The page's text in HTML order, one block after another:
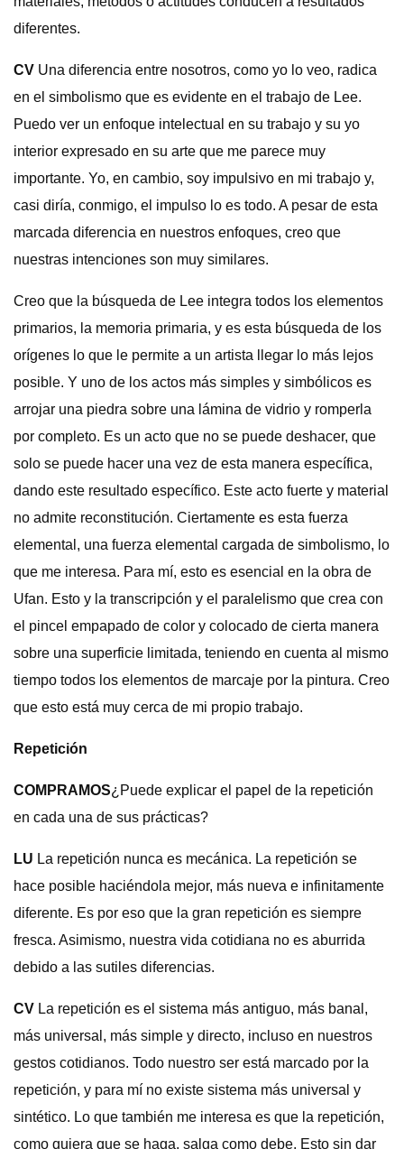
diferentes.
CV Una diferencia entre nosotros, como yo lo veo, radica
en el simbolismo que es evidente en el trabajo de Lee.
Puedo ver un enfoque intelectual en su trabajo y su yo
interior expresado en su arte que me parece muy
importante. Yo, en cambio, soy impulsivo en mi trabajo y,
casi diría, conmigo, el impulso lo es todo. A pesar de esta
marcada diferencia en nuestros enfoques, creo que
nuestras intenciones son muy similares.
Creo que la búsqueda de Lee integra todos los elementos
primarios, la memoria primaria, y es esta búsqueda de los
orígenes lo que le permite a un artista llegar lo más lejos
posible. Y uno de los actos más simples y simbólicos es
arrojar una piedra sobre una lámina de vidrio y romperla
por completo. Es un acto que no se puede deshacer, que
solo se puede hacer una vez de esta manera específica,
dando este resultado específico. Este acto fuerte y material
no admite reconstitución. Ciertamente es esta fuerza
elemental, una fuerza elemental cargada de simbolismo, lo
que me interesa. Para mí, esto es esencial en la obra de
Ufan. Esto y la transcripción y el paralelismo que crea con
el pincel empapado de color y colocado de cierta manera
sobre una superficie limitada, teniendo en cuenta al mismo
tiempo todos los elementos de marcaje por la pintura. Creo
que esto está muy cerca de mi propio trabajo.
Repetición
COMPRAMOS¿Puede explicar el papel de la repetición
en cada una de sus prácticas?
LU La repetición nunca es mecánica. La repetición se
hace posible haciéndola mejor, más nueva e infinitamente
diferente. Es por eso que la gran repetición es siempre
fresca. Asimismo, nuestra vida cotidiana no es aburrida
debido a las sutiles diferencias.
CV La repetición es el sistema más antiguo, más banal,
más universal, más simple y directo, incluso en nuestros
gestos cotidianos. Todo nuestro ser está marcado por la
repetición, y para mí no existe sistema más universal y
sintético. Lo que también me interesa es que la repetición,
como quiera que se haga, salga como debe. Esto sin dar